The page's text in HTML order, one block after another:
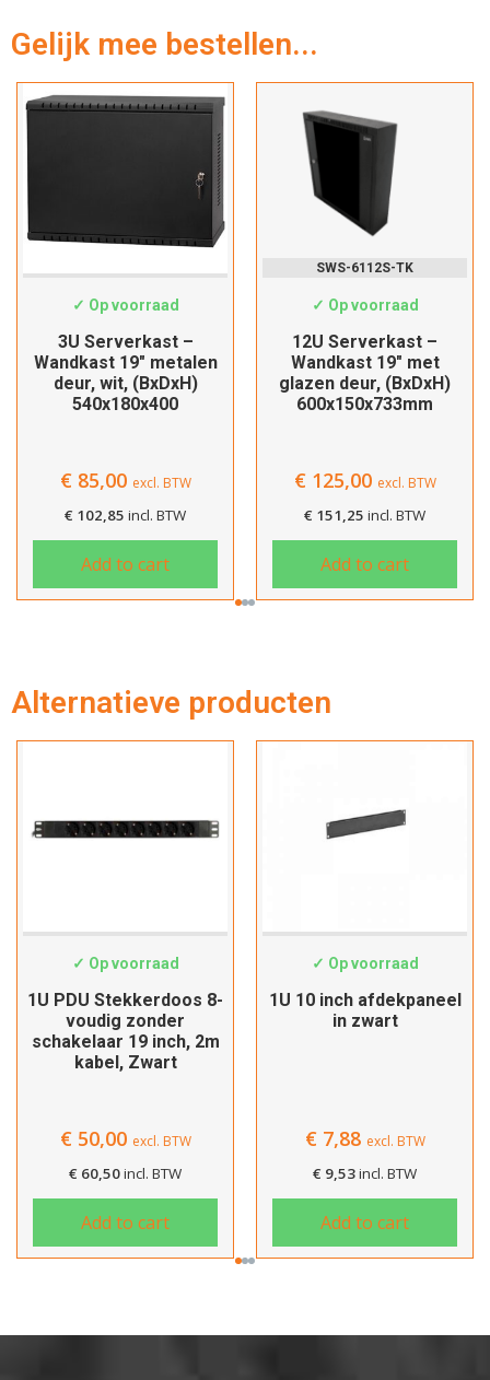
Gelijk mee bestellen...
✓ Op voorraad
3U Serverkast –
Wandkast 19″ metalen
deur, wit, (BxDxH)
540x180x400
€85,00 excl. BTW
€ 102,85 incl. BTW
Add to cart
SWS-6112S-TK
✓ Op voorraad
12U Serverkast –
Wandkast 19″ met
glazen deur, (BxDxH)
600x150x733mm
€125,00 excl. BTW
€ 151,25 incl. BTW
Add to cart
Alternatieve producten
✓ Op voorraad
1U PDU Stekkerdoos 8-
voudig zonder
schakelaar 19 inch, 2m
kabel, Zwart
€50,00 excl. BTW
€ 60,50incl. BTW
Add to cart
✓ Op voorraad
1U 10 inch afdekpaneel
in zwart
€7,88 excl. BTW
€ 9,53incl. BTW
Add to cart
Hartelijk dank!
Dit product is succesvol toegevoegd
aan uw winkelwagen!
Verder winkelen